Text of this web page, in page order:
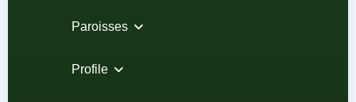
Paroisses
Profile